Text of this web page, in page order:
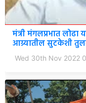
मंत्री मंगलप्रभात लोढा
आग्र्यातील सुटकेशी
Wed 30th Nov 2022